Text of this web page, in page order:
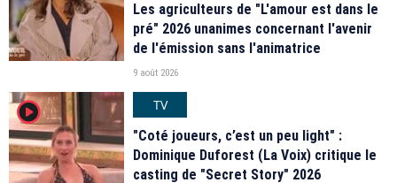
Les agriculteurs de "L'amour est dans le
pré" 2026 unanimes concernant l'avenir
de l'émission sans l'animatrice
9 août 2026
player2
TV
"Coté joueurs, c’est un peu light" :
Dominique Duforest (La Voix) critique le
casting de "Secret Story" 2026